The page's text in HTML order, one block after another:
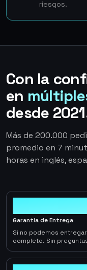
riesgos.
Con la
en
desde
Más de 200.000
promedio en 7
horas en inglés,
Garantía de Entrega
Si no podemos
completo. Sin